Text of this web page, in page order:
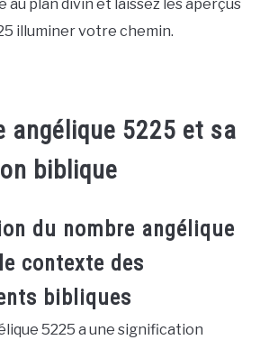
au plan divin et laissez les aperçus
illuminer votre chemin.
angélique 5225 et sa
biblique
du nombre angélique
contexte des
bibliques
5225 a une signification